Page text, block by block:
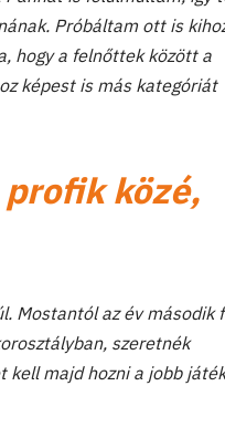
Próbáltam ott is
hogy a felnőttek között a
képest is más kategóriát
közé,
Mostantól az év második
szeretnék
kell majd hozni a jobb